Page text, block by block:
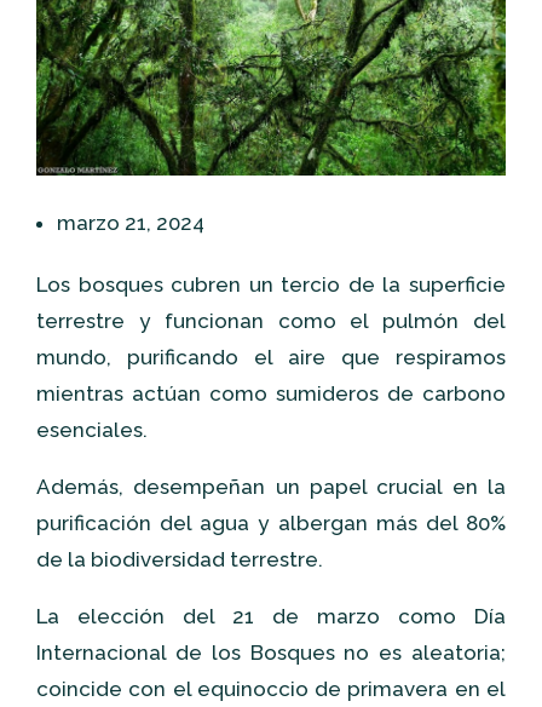
marzo 21, 2024
Los bosques cubren un tercio de la superficie
terrestre y funcionan como el pulmón del
mundo, purificando el aire que respiramos
mientras actúan como sumideros de carbono
esenciales.
Además, desempeñan un papel crucial en la
purificación del agua y albergan más del 80%
de la biodiversidad terrestre.
La elección del 21 de marzo como Día
Internacional de los Bosques no es aleatoria;
coincide con el equinoccio de primavera en el